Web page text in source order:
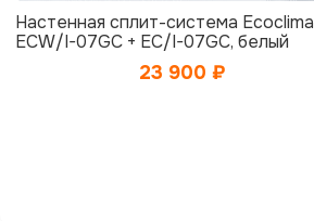
Настенная сплит-система Ecoclima
ECW/I-07GC + EC/I-07GC, белый
23 900 ₽